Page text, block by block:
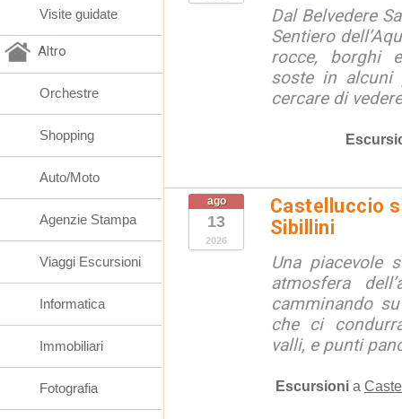
Dal Belvedere
Sentiero
rocce, borghi
soste in alcuni
cercare di
ago
13
2026
Castelluccio
Sibillini
Una piacevole
atmosfera
camminando
che ci
valli, e punti
Escursioni a
Visite guidate
Altro
Orchestre
Shopping
Auto/Moto
Agenzie Stampa
Viaggi Escursioni
Informatica
Immobiliari
Fotografia